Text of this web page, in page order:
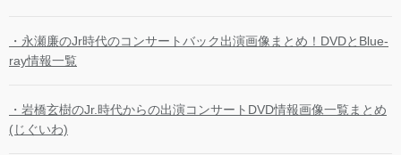
・永瀬廉のJr時代のコンサートバック出演画像まとめ！DVDとBlue-
ray情報一覧
・岩橋玄樹のJr.時代からの出演コンサートDVD情報画像一覧まとめ
(じぐいわ)